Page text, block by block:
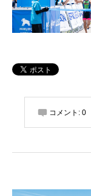
コメント: 0